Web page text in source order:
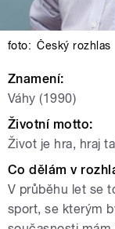
foto: Český rozhlas
Znamení:
Váhy (1990)
Životní motto:
Život je hra, hraj
Co dělám v
V průběhu let se
sport, se kterým